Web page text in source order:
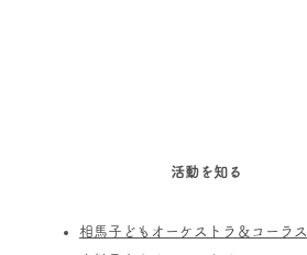
活動を知る
相馬子どもオーケストラ＆コーラス